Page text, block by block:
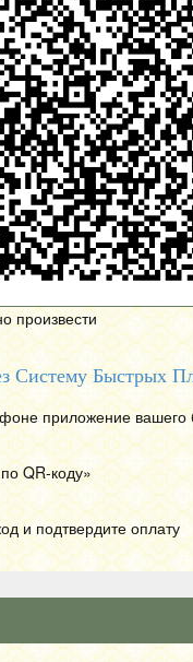
произвести
Систему Быстрых
приложение вашего
QR-коду»
и подтвердите оплату